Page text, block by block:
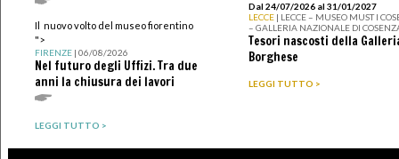
Il nuovo volto del museo fiorentino
">
FIRENZE| 06/08/2026
Nel futuro degli Uffizi. Tra due
anni la chiusura dei lavori
LEGGI TUTTO >
Dal 24/07/2026 al 31/01/2027
LECCE | LECCE – MUSEO MUST I
– GALLERIA NAZIONALE DI
Tesori nascosti della
Borghese
LEGGI TUTTO >